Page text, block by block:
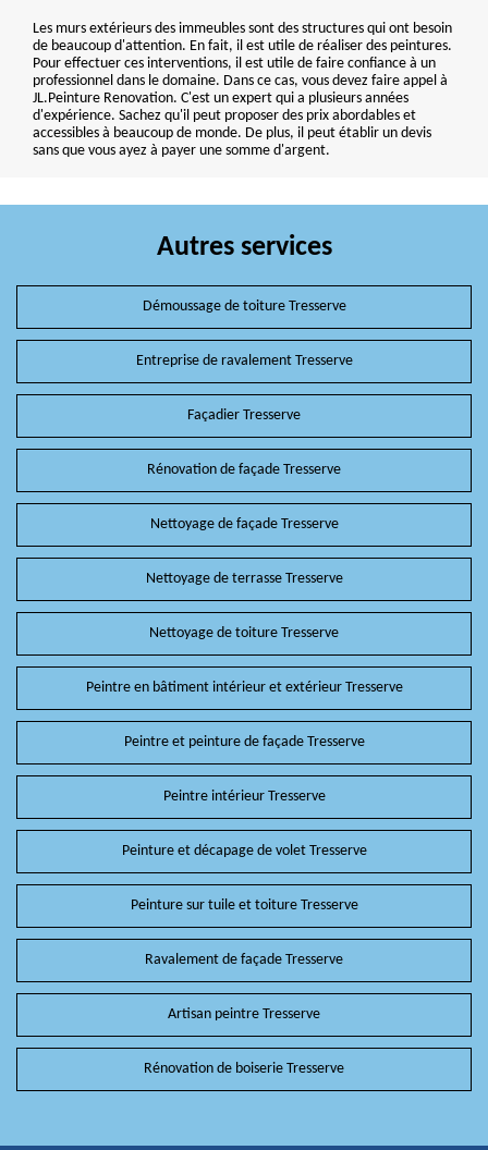
Les murs extérieurs des immeubles sont des structures qui ont besoin
de beaucoup d'attention. En fait, il est utile de réaliser des peintures.
Pour effectuer ces interventions, il est utile de faire confiance à un
professionnel dans le domaine. Dans ce cas, vous devez faire appel à
JL.Peinture Renovation. C'est un expert qui a plusieurs années
d'expérience. Sachez qu'il peut proposer des prix abordables et
accessibles à beaucoup de monde. De plus, il peut établir un devis
sans que vous ayez à payer une somme d'argent.
Autres services
Démoussage de toiture Tresserve
Entreprise de ravalement Tresserve
Façadier Tresserve
Rénovation de façade Tresserve
Nettoyage de façade Tresserve
Nettoyage de terrasse Tresserve
Nettoyage de toiture Tresserve
Peintre en bâtiment intérieur et extérieur Tresserve
Peintre et peinture de façade Tresserve
Peintre intérieur Tresserve
Peinture et décapage de volet Tresserve
Peinture sur tuile et toiture Tresserve
Ravalement de façade Tresserve
Artisan peintre Tresserve
Rénovation de boiserie Tresserve